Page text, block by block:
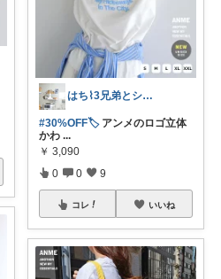
はち⌇3兄弟とシンプルな暮らし
#30%OFF🏷️アンメのロゴ立体
かわ ...
￥ 3,090
0 0 9
コレ いいね